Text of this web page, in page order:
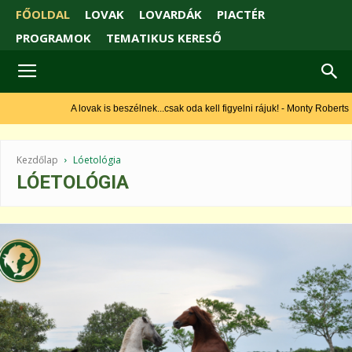
FŐOLDAL LOVAK LOVARDÁK
PIACTÉR
PROGRAMOK
TEMATIKUS KERESŐ
A lovak is beszélnek...csak oda kell figyelni rájuk! - Monty Roberts
Kezdőlap Lóetológia
LÓETOLÓGIA